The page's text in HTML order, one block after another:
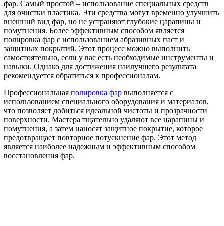
фар. Самый простой – использование специальных средств
для очистки пластика. Эти средства могут временно улучшить
внешний вид фар, но не устраняют глубокие царапины и
помутнения. Более эффективным способом является
полировка фар с использованием абразивных паст и
защитных покрытий. Этот процесс можно выполнить
самостоятельно, если у вас есть необходимые инструменты и
навыки. Однако для достижения наилучшего результата
рекомендуется обратиться к профессионалам.
Профессиональная полировка фар выполняется с
использованием специального оборудования и материалов,
что позволяет добиться идеальной чистоты и прозрачности
поверхности. Мастера тщательно удаляют все царапины и
помутнения, а затем наносят защитное покрытие, которое
предотвращает повторное потускнение фар. Этот метод
является наиболее надежным и эффективным способом
восстановления фар.